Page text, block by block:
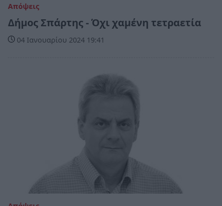
Απόψεις
Δήμος Σπάρτης - Όχι χαμένη τετραετία
04 Ιανουαρίου 2024 19:41